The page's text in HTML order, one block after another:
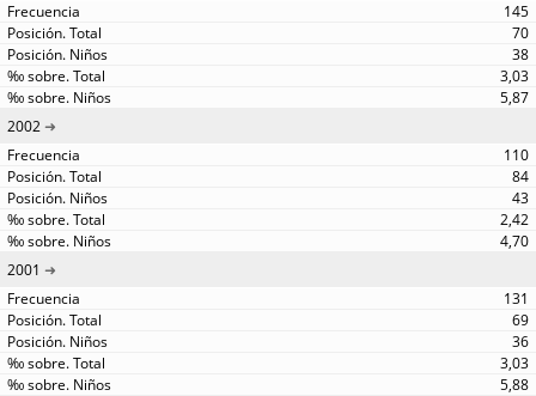
145
70
38
3,03
5,87
2002
110
84
43
2,42
4,70
2001
131
69
36
3,03
5,88